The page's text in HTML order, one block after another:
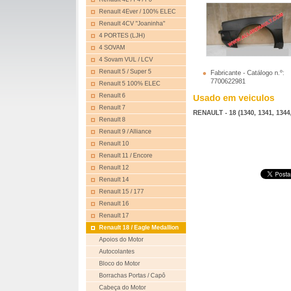
Fabricante - Catálogo n.º:
7700622981
Usado em veiculos
RENAULT - 18 (1340, 1341,
Renault 4Ever / 100% ELEC
Renault 4CV "Joaninha"
4 PORTES (LJH)
4 SOVAM
4 Sovam VUL / LCV
Renault 5 / Super 5
Renault 5 100% ELEC
Renault 6
Renault 7
Renault 8
Renault 9 / Alliance
Renault 10
Renault 11 / Encore
Renault 12
Renault 14
Renault 15 / 177
Renault 16
Renault 17
Renault 18 / Eagle Medallion
Apoios do Motor
Autocolantes
Bloco do Motor
Borrachas Portas / Capô
Cabeça do Motor